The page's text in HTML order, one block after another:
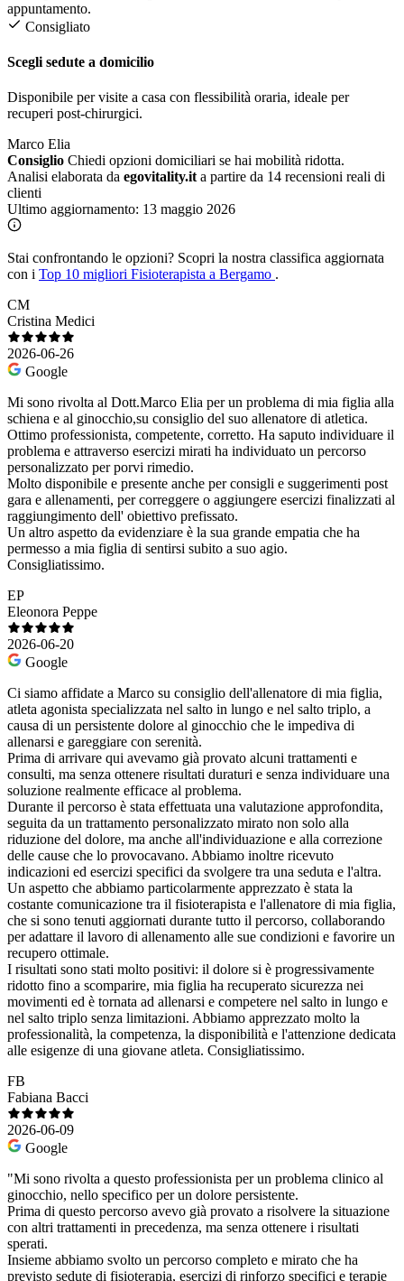
appuntamento.
Consigliato
Scegli sedute a domicilio
Disponibile per visite a casa con flessibilità oraria, ideale per
recuperi post-chirurgici.
Marco Elia
Consiglio Chiedi opzioni domiciliari se hai mobilità ridotta.
Analisi elaborata da egovitality.it a partire da 14 recensioni reali di
clienti
Ultimo aggiornamento: 13 maggio 2026
Stai confrontando le opzioni? Scopri la nostra classifica aggiornata
con i Top 10 migliori Fisioterapista a Bergamo .
CM
Cristina Medici
2026-06-26
Google
Mi sono rivolta al Dott.Marco Elia per un problema di mia figlia alla
schiena e al ginocchio,su consiglio del suo allenatore di atletica.
Ottimo professionista, competente, corretto. Ha saputo individuare il
problema e attraverso esercizi mirati ha individuato un percorso
personalizzato per porvi rimedio.
Molto disponibile e presente anche per consigli e suggerimenti post
gara e allenamenti, per correggere o aggiungere esercizi finalizzati al
raggiungimento dell' obiettivo prefissato.
Un altro aspetto da evidenziare è la sua grande empatia che ha
permesso a mia figlia di sentirsi subito a suo agio.
Consigliatissimo.
EP
Eleonora Peppe
2026-06-20
Google
Ci siamo affidate a Marco su consiglio dell'allenatore di mia figlia,
atleta agonista specializzata nel salto in lungo e nel salto triplo, a
causa di un persistente dolore al ginocchio che le impediva di
allenarsi e gareggiare con serenità.
Prima di arrivare qui avevamo già provato alcuni trattamenti e
consulti, ma senza ottenere risultati duraturi e senza individuare una
soluzione realmente efficace al problema.
Durante il percorso è stata effettuata una valutazione approfondita,
seguita da un trattamento personalizzato mirato non solo alla
riduzione del dolore, ma anche all'individuazione e alla correzione
delle cause che lo provocavano. Abbiamo inoltre ricevuto
indicazioni ed esercizi specifici da svolgere tra una seduta e l'altra.
Un aspetto che abbiamo particolarmente apprezzato è stata la
costante comunicazione tra il fisioterapista e l'allenatore di mia figlia,
che si sono tenuti aggiornati durante tutto il percorso, collaborando
per adattare il lavoro di allenamento alle sue condizioni e favorire un
recupero ottimale.
I risultati sono stati molto positivi: il dolore si è progressivamente
ridotto fino a scomparire, mia figlia ha recuperato sicurezza nei
movimenti ed è tornata ad allenarsi e competere nel salto in lungo e
nel salto triplo senza limitazioni. Abbiamo apprezzato molto la
professionalità, la competenza, la disponibilità e l'attenzione dedicata
alle esigenze di una giovane atleta. Consigliatissimo.
FB
Fabiana Bacci
2026-06-09
Google
"Mi sono rivolta a questo professionista per un problema clinico al
ginocchio, nello specifico per un dolore persistente.
Prima di questo percorso avevo già provato a risolvere la situazione
con altri trattamenti in precedenza, ma senza ottenere i risultati
sperati.
Insieme abbiamo svolto un percorso completo e mirato che ha
previsto sedute di fisioterapia, esercizi di rinforzo specifici e terapie